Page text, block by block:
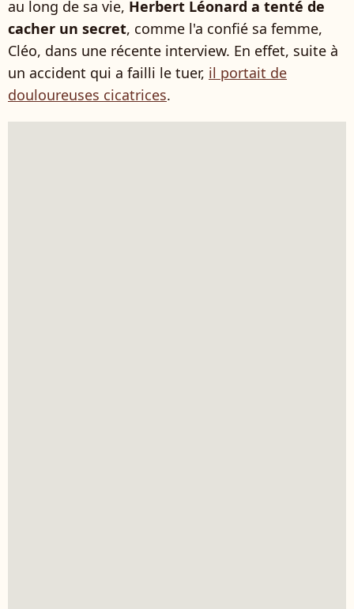
au long de sa vie, Herbert Léonard a tenté de
cacher un secret, comme l'a confié sa femme,
Cléo, dans une récente interview. En effet, suite à
un accident qui a failli le tuer, il portait de
douloureuses cicatrices.